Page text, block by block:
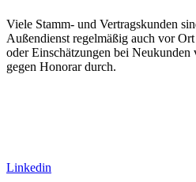
Viele Stamm- und Vertragskunden
Außendienst regelmäßig auch vor
oder Einschätzungen bei
gegen Honorar durch.
Linkedin